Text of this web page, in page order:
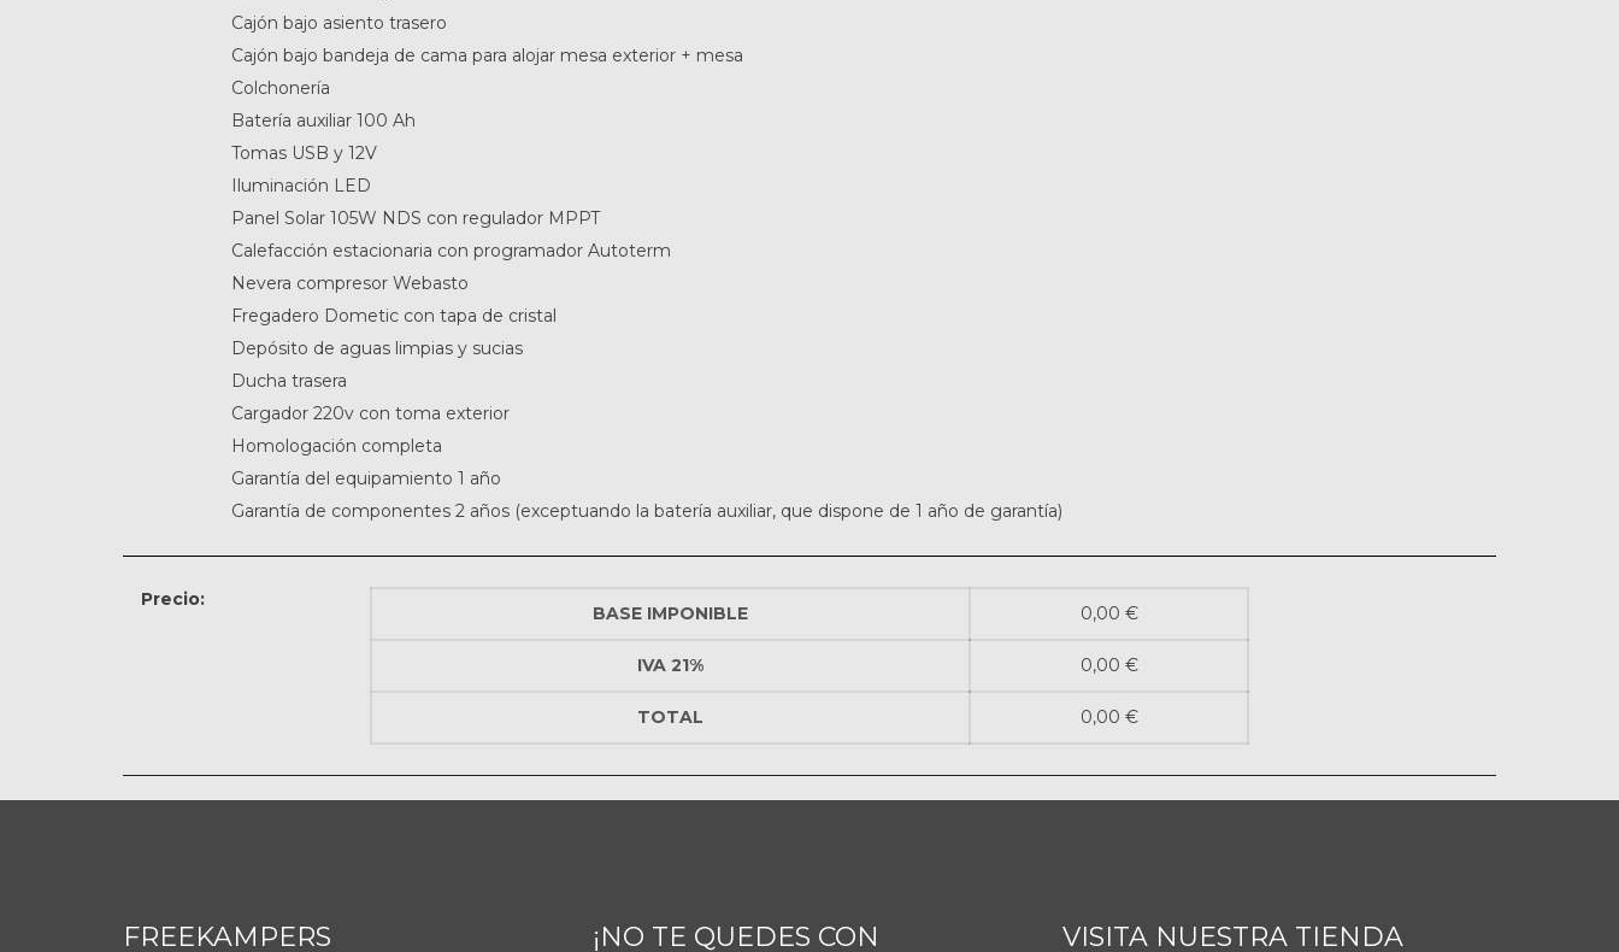
Cajón bajo asiento trasero
Cajón bajo bandeja de cama para alojar mesa exterior + mesa
Colchonería
Batería auxiliar 100 Ah
Tomas USB y 12V
Iluminación LED
Panel Solar 105W NDS con regulador MPPT
Calefacción estacionaria con programador Autoterm
Nevera compresor Webasto
Fregadero Dometic con tapa de cristal
Depósito de aguas limpias y sucias
Ducha trasera
Cargador 220v con toma exterior
Homologación completa
Garantía del equipamiento 1 año
Garantía de componentes 2 años (exceptuando la batería auxiliar, que dispone de 1 año de garantía)
Precio:
BASE IMPONIBLE 0,00 €
IVA 21% 0,00 €
TOTAL 0,00 €
FREEKAMPERS
¡NO TE QUEDES CON
VISITA NUESTRA TIENDA